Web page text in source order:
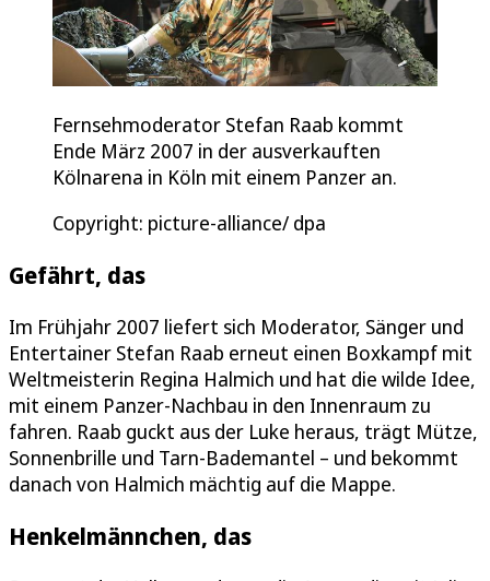
Fernsehmoderator Stefan Raab kommt
Ende März 2007 in der ausverkauften
Kölnarena in Köln mit einem Panzer an.
Copyright: picture-alliance/ dpa
Gefährt, das
Im Frühjahr 2007 liefert sich Moderator, Sänger und
Entertainer Stefan Raab erneut einen Boxkampf mit
Weltmeisterin Regina Halmich und hat die wilde Idee,
mit einem Panzer-Nachbau in den Innenraum zu
fahren. Raab guckt aus der Luke heraus, trägt Mütze,
Sonnenbrille und Tarn-Bademantel – und bekommt
danach von Halmich mächtig auf die Mappe.
Henkelmännchen, das